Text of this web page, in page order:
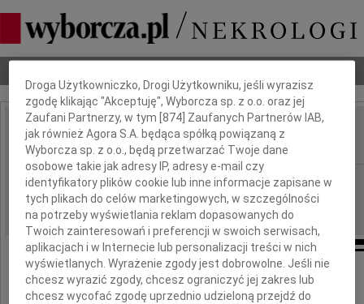
IMIĘ I NAZWISKO: Andrzej Zielke
REGION: Gdańsk
DATA EMISJI: 19.07.2011
Wyrazy głębokiego współczucia
Dbamy o Twoją prywatność
Droga Użytkowniczko, Drogi Użytkowniku, jeśli wyrazisz
zgodę klikając "Akceptuję", Wyborcza sp. z o.o. oraz jej
Zaufani Partnerzy, w tym [874] Zaufanych Partnerów IAB,
jak również Agora S.A. będąca spółką powiązaną z
Wyborcza sp. z o.o., będą przetwarzać Twoje dane
osobowe takie jak adresy IP, adresy e-mail czy
identyfikatory plików cookie lub inne informacje zapisane w
tych plikach do celów marketingowych, w szczególności
na potrzeby wyświetlania reklam dopasowanych do
Twoich zainteresowań i preferencji w swoich serwisach,
aplikacjach i w Internecie lub personalizacji treści w nich
wyświetlanych. Wyrażenie zgody jest dobrowolne. Jeśli nie
chcesz wyrazić zgody, chcesz ograniczyć jej zakres lub
chcesz wycofać zgodę uprzednio udzieloną przejdź do